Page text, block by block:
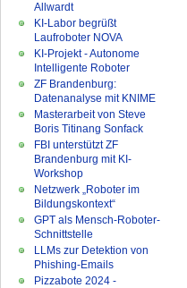
Allwardt
KI-Labor begrüßt
Laufroboter NOVA
KI-Projekt - Autonome
Intelligente Roboter
ZF Brandenburg:
Datenanalyse mit KNIME
Masterarbeit von Steve
Boris Titinang Sonfack
FBI unterstützt ZF
Brandenburg mit KI-
Workshop
Netzwerk „Roboter im
Bildungskontext“
GPT als Mensch-Roboter-
Schnittstelle
LLMs zur Detektion von
Phishing-Emails
Pizzabote 2024 -